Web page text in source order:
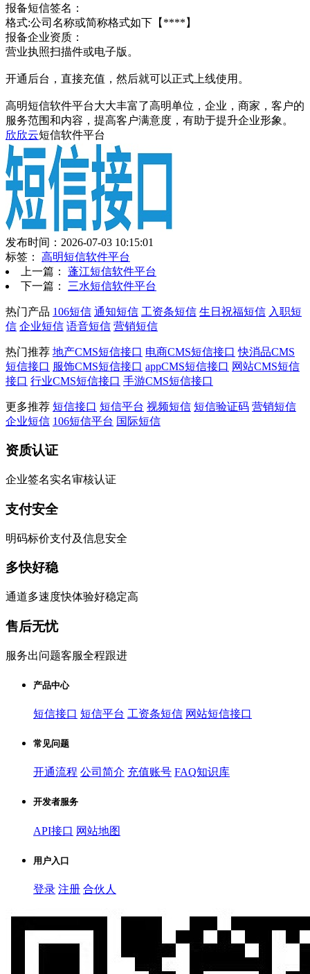
报备短信签名：
格式:公司名称或简称格式如下【****】
报备企业资质：
营业执照扫描件或电子版。
开通后台，直接充值，然后就可以正式上线使用。
高明短信软件平台大大丰富了高明单位，企业，商家，客户的
服务范围和内容，提高客户满意度，有助于提升企业形象。
欣欣云短信软件平台
发布时间：2026-07-03 10:15:01
标签： 高明短信软件平台
上一篇： 蓬江短信软件平台
下一篇： 三水短信软件平台
热门产品 106短信 通知短信 工资条短信 生日祝福短信 入职短
信 企业短信 语音短信 营销短信
热门推荐 地产CMS短信接口 电商CMS短信接口 快消品CMS
短信接口 服饰CMS短信接口 appCMS短信接口 网站CMS短信
接口 行业CMS短信接口 手游CMS短信接口
更多推荐 短信接口 短信平台 视频短信 短信验证码 营销短信
企业短信 106短信平台 国际短信
资质认证
企业签名实名审核认证
支付安全
明码标价支付及信息安全
多快好稳
通道多速度快体验好稳定高
售后无忧
服务出问题客服全程跟进
产品中心
短信接口 短信平台 工资条短信 网站短信接口
常见问题
开通流程 公司简介 充值账号 FAQ知识库
开发者服务
API接口 网站地图
用户入口
登录 注册 合伙人